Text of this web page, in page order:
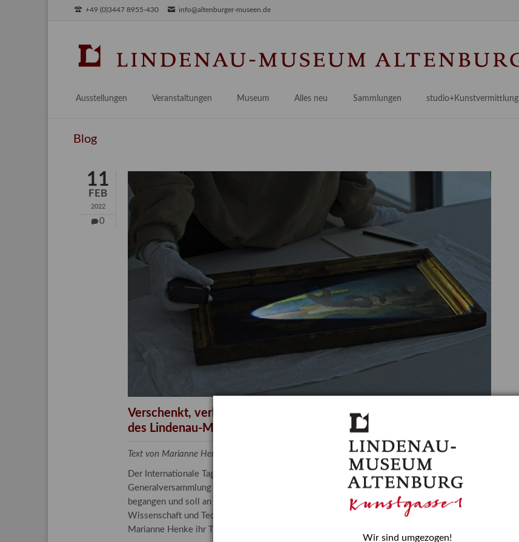
+49 (0)3447 8955-430 info@altenburger-museen.de
Ausstellungen
Aktuell
Veranstaltungen Museum
Praktikum / Praxisprojekt
Bestandskataloge & Editionen
Gesamtverzeichnis
Kalender
Alles neu
Provenienzforschung
Kulturelle Vermittlung
Länderübergreifende kulturtouristische Ziele
Sammlungen
Malerei 17.–19. Jh.
Deutsche Malerei 20./21. Jh.
Grafische Sammlung
Kunstbibliothek
Restaurierung
Forschung
studio+Kunstvermittlung
Angebote für Erwachsene
Angebote für Kitas
Blog
11
FEB
2022
0
Verschenkt, verkauft, vergessen? – Kunstdetektivinnen im Dienste
des Lindenau-Museums
Text von Marianne Henke, Provenienzforscherin am Lindenau-Museum Altenburg
Der Internationale Tag der Frauen und Mädchen in der Wissenschaft wurde 2015 in der
Generalversammlung der Vereinten Nationen beschlossen. Er wird jährlich am 11. Februar
begangen und soll an die entscheidende Rolle erinnern, die Mädchen und Frauen in
Wissenschaft und Technologie spielen. In ihrem Blogbeitrag stellt Provenienzforscherin
Marianne Henke ihr Tätigkeitsfeld vor.
Wir sind umgezogen!